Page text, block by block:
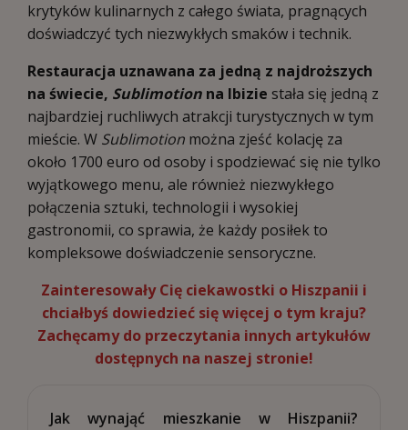
krytyków kulinarnych z całego świata, pragnących
doświadczyć tych niezwykłych smaków i technik.
Restauracja uznawana za jedną z najdroższych
na świecie, Sublimotion na Ibizie stała się jedną z
najbardziej ruchliwych atrakcji turystycznych w tym
mieście. W Sublimotion można zjeść kolację za
około 1700 euro od osoby i spodziewać się nie tylko
wyjątkowego menu, ale również niezwykłego
połączenia sztuki, technologii i wysokiej
gastronomii, co sprawia, że każdy posiłek to
kompleksowe doświadczenie sensoryczne.
Zainteresowały Cię ciekawostki o Hiszpanii i
chciałbyś dowiedzieć się więcej o tym kraju?
Zachęcamy do przeczytania innych artykułów
dostępnych na naszej stronie!
Jak wynająć mieszkanie w Hiszpanii?